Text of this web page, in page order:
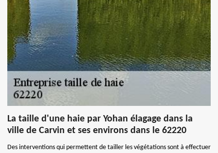
La taille d'une haie par Yohan élagage dans la
ville de Carvin et ses environs dans le 62220
Des interventions qui permettent de tailler les végétations sont à effectuer